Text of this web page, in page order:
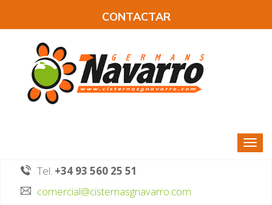
CONTACTAR
Tel. +34 93 560 25 51
comercial@cisternasgnavarro.com